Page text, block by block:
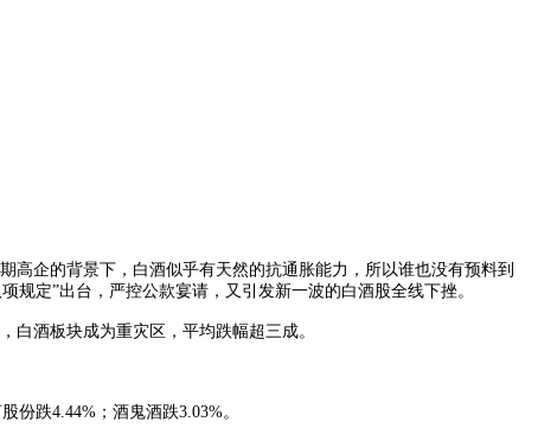
企的背景下，白酒似乎有天然的抗通胀能力，所以谁也没有预料到
规定”出台，严控公款宴请，又引发新一波的白酒股全线下挫。
酒板块成为重灾区，平均跌幅超三成。
跌4.44%；酒鬼酒跌3.03%。